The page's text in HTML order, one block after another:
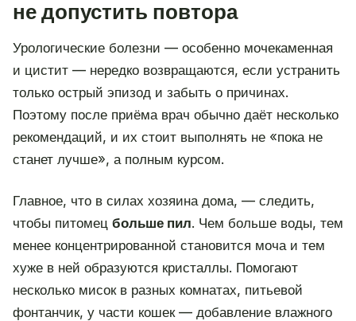
не допустить повтора
Урологические болезни — особенно мочекаменная
и цистит — нередко возвращаются, если устранить
только острый эпизод и забыть о причинах.
Поэтому после приёма врач обычно даёт несколько
рекомендаций, и их стоит выполнять не «пока не
станет лучше», а полным курсом.
Главное, что в силах хозяина дома, — следить,
чтобы питомец больше пил. Чем больше воды, тем
менее концентрированной становится моча и тем
хуже в ней образуются кристаллы. Помогают
несколько мисок в разных комнатах, питьевой
фонтанчик, у части кошек — добавление влажного